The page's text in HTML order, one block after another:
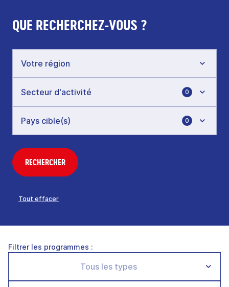
QUE RECHERCHEZ-VOUS ?
0
0
RECHERCHER
Tout effacer
Filtrer les programmes :